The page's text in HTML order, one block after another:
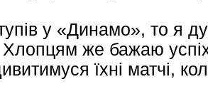
у «Динамо», то я
же бажаю
їхні матчі,